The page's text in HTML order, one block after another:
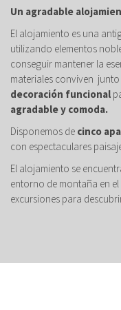
Un agradable
El alojamiento es una
utilizando elementos
conseguir mantener la
materiales conviven
decoración funcional
agradable y comoda.
Disponemos de cinco
con espectaculares
El alojamiento se
entorno de montaña en
excursiones para